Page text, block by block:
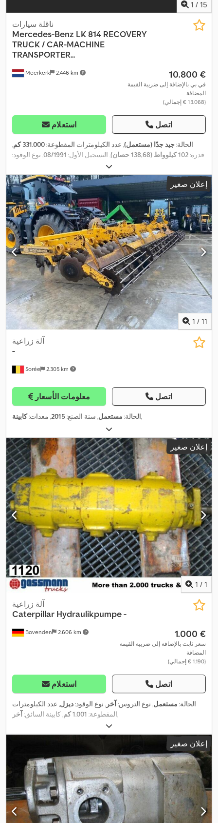
1 / 15
Meerkerk 2.446 km
ناقلة سيارات
Mercedes-Benz LK 814 RECOVERY
TRUCK / CAR-MACHINE
TRANSPORTER...
‏10.800 €
في بي بالإضافة إلى ضريبة القيمة
المضافة
(‏13.068 € إجمالي)
استعلام اتصل
الحالة:جيد جدًا (مستعمل), عدد الكيلومترات المقطوعة:331.000 كم
,
قدرة:102 كيلوواط (138,68 حصان) , التسجيل الأول: 08/1991 , نوع الوقود:
, تكوين المحور:
4.250 مم
, وقود:ديزل, لون:أزرق, كابينة السائق:كابينة نهارية, نوع
التروس:ميكانيكي, عدد التروس:5 , فئة الانبعاثات:euro2 , تعليق:فولاذ
الحمولة المحورية المسموح بها (المحور 1):
3.100 كجم , سنة الصنع: 1991
إعلان صغير
1 / 11
Sorée 2.305 km
آلة زراعية
-
معلومات الأسعار اتصل
الحالة: مستعمل, سنة الصنع: 2015, معدات:كابينة ,
إعلان صغير
1 / 1
Bovenden 2.606 km
آلة زراعية
Caterpillar Hydraulikpumpe -
‏1.000 €
سعر ثابت بالإضافة إلى ضريبة القيمة
المضافة
(‏1.190 € إجمالي)
استعلام اتصل
الحالة: مستعمل, نوع التروس:آخر , نوع الوقود:ديزل, عدد الكيلومترات
المقطوعة: 1.001 كم , كابينة السائق:آخر ,
إعلان صغير